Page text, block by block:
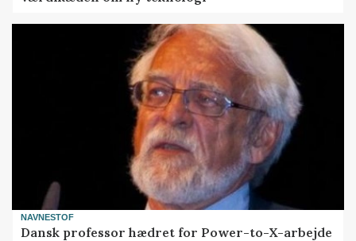
NAVNESTOF
Dansk professor hædret for Power-to-X-arbejde